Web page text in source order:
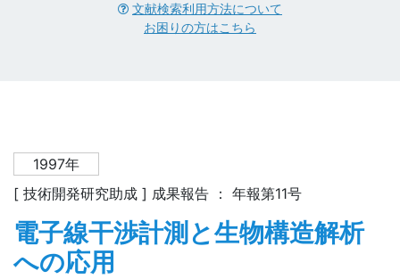
文献検索利用方法について
お困りの方はこちら
1997年
[ 技術開発研究助成 ] 成果報告 ： 年報第11号
電子線干渉計測と生物構造解析
への応用